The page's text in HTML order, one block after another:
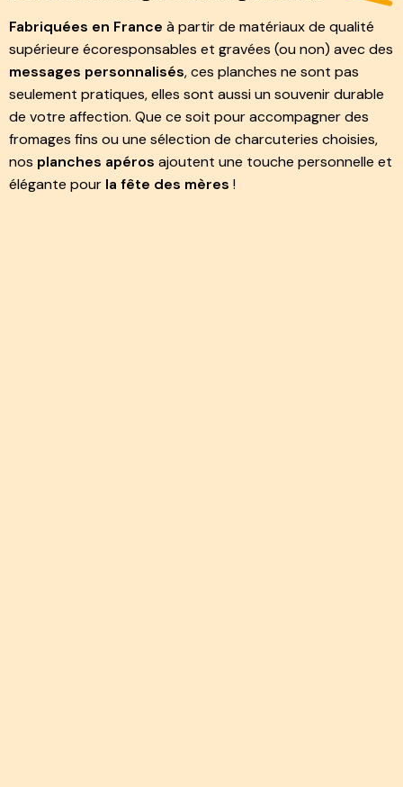
Fabriquées en France à partir de matériaux de qualité
supérieure écoresponsables et gravées (ou non) avec des
messages personnalisés, ces planches ne sont pas
seulement pratiques, elles sont aussi un souvenir durable
de votre affection. Que ce soit pour accompagner des
fromages fins ou une sélection de charcuteries choisies,
nos planches apéros ajoutent une touche personnelle et
élégante pour la fête des mères !